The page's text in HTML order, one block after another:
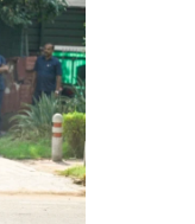
नई
दरें
की
सूची
से
नाम
गायब,
अब
इस्लामाबाद
ने